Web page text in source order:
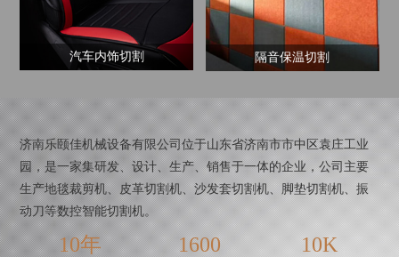
汽车内饰切割 隔音保温切割
济南乐颐佳机械设备有限公司位于山东省济南市市中区袁庄工业
园，是一家集研发、设计、生产、销售于一体的企业，公司主要
生产地毯裁剪机、皮革切割机、沙发套切割机、脚垫切割机、振
动刀等数控智能切割机。
10年 1600 10K